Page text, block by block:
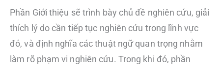
Phần Giới thiệu sẽ trình bày chủ đề nghiên cứu, giải
thích lý do cần tiếp tục nghiên cứu trong lĩnh vực
đó, và định nghĩa các thuật ngữ quan trọng nhằm
làm rõ phạm vi nghiên cứu. Trong khi đó, phần